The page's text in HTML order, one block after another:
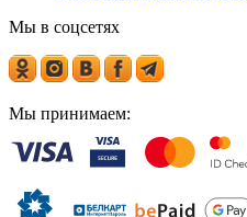
Мы в соцсетях
Мы принимаем: